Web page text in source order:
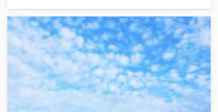
たります。 処暑とは ...